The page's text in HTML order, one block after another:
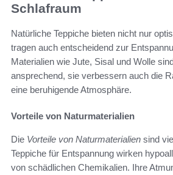
Schlafraum
Natürliche Teppiche bieten nicht nur
tragen auch entscheidend zur
Materialien wie Jute, Sisal und Wolle
ansprechend, sie verbessern auch die
eine beruhigende Atmosphäre.
Vorteile von Naturmaterialien
Die Vorteile von Naturmaterialien sind
Teppiche für Entspannung wirken
von schädlichen Chemikalien. Ihre